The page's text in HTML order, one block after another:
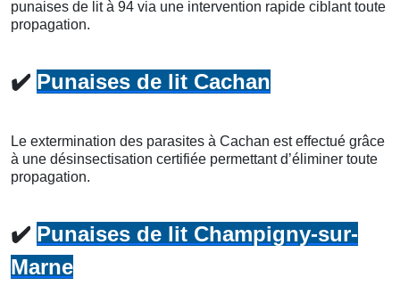
punaises de lit à 94 via une intervention rapide ciblant toute
propagation.
✔️ Punaises de lit Cachan
Le extermination des parasites à Cachan est effectué grâce
à une désinsectisation certifiée permettant d’éliminer toute
propagation.
✔️ Punaises de lit Champigny-sur-
Marne